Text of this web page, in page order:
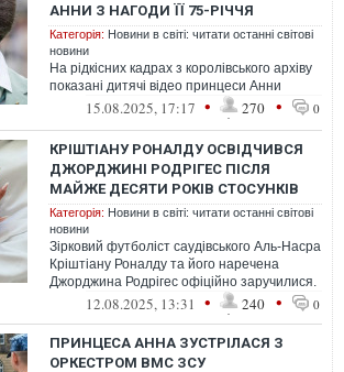
АННИ З НАГОДИ ЇЇ 75-РІЧЧЯ
Категорія: Новини в світі: читати останні світові
новини
На рідкісних кадрах з королівського архіву
показані дитячі відео принцеси Анни
15.08.2025, 17:17 • 270 • 0
КРІШТІАНУ РОНАЛДУ ОСВІДЧИВСЯ
ДЖОРДЖИНІ РОДРІГЕС ПІСЛЯ
МАЙЖЕ ДЕСЯТИ РОКІВ СТОСУНКІВ
Категорія: Новини в світі: читати останні світові
новини
Зірковий футболіст саудівського Аль-Насра
Кріштіану Роналду та його наречена
Джорджина Родрігес офіційно заручилися.
12.08.2025, 13:31 • 240 • 0
ПРИНЦЕСА АННА ЗУСТРІЛАСЯ З
ОРКЕСТРОМ ВМС ЗСУ